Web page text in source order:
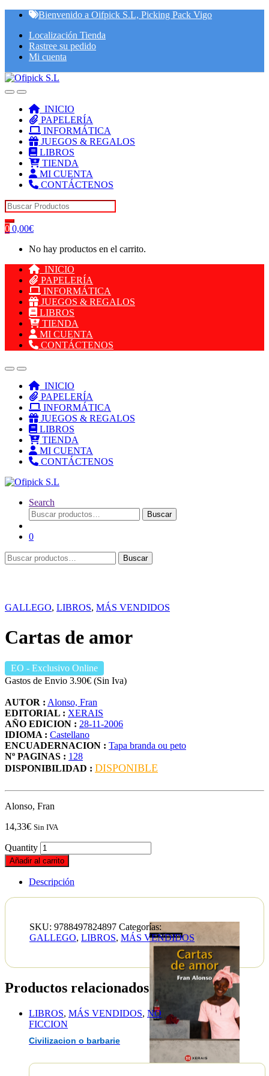
Skip
navigation
Skip
content
Bienvenido a Oifpick S.L, Picking Pack Vigo
Localización Tienda
Rastree su pedido
Mi cuenta
INICIO
PAPELERÍA
INFORMÁTICA
JUEGOS & REGALOS
LIBROS
TIENDA
MI CUENTA
CONTÁCTENOS
Search for:
0 0,00€
No hay productos en el carrito.
INICIO
PAPELERÍA
INFORMÁTICA
JUEGOS & REGALOS
LIBROS
TIENDA
MI CUENTA
CONTÁCTENOS
INICIO
PAPELERÍA
INFORMÁTICA
JUEGOS & REGALOS
LIBROS
TIENDA
MI CUENTA
CONTÁCTENOS
Search
Buscar
por:
Buscar
0
Buscar
por:
Buscar
GALLEGO, LIBROS, MÁS VENDIDOS
Cartas de amor
EO - Exclusivo Online
Gastos de Envio 3.90€ (Sin Iva)
AUTOR : Alonso, Fran
EDITORIAL : XERAIS
AÑO EDICION : 28-11-2006
IDIOMA : Castellano
ENCUADERNACION : Tapa branda ou peto
Nº PAGINAS : 128
DISPONIBILIDAD : DISPONIBLE
Alonso, Fran
14,33€ Sin IVA
Quantity
Añadir al carrito
Descripción
SKU: 9788497824897 Categorías:
GALLEGO, LIBROS, MÁS VENDIDOS
Productos relacionados
LIBROS, MÁS VENDIDOS, NO
FICCION
Civilizacion o barbarie